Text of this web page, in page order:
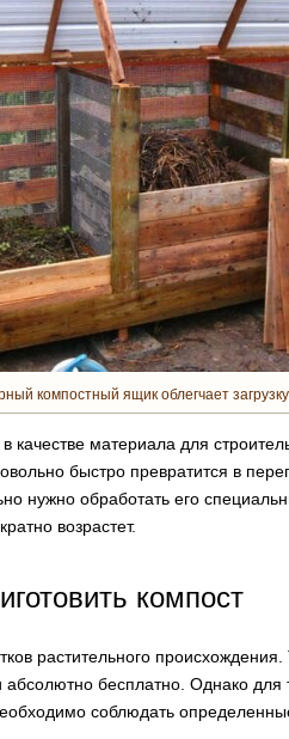
компостный ящик облегчает
качестве материала для
быстро превратится в
нужно обработать его
возрастет.
компост
растительного
бесплатно. Однако для
соблюдать